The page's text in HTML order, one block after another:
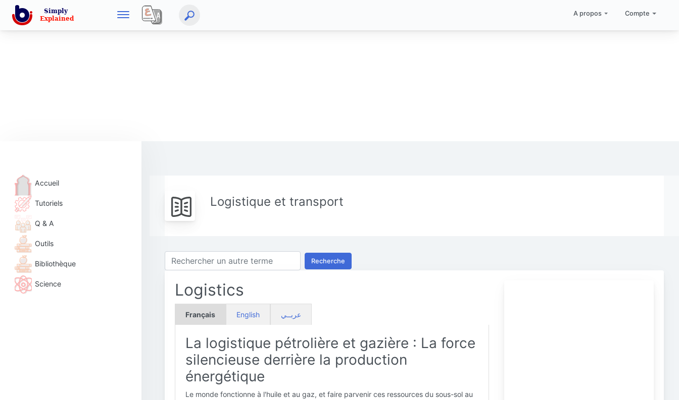
A propos Compte
Accueil
Tutoriels
Q & A
Outils
Bibliothèque
Science
Logistique et transport
Recherche
Logistics
Français English عربــي
La logistique pétrolière et gazière : La force
silencieuse derrière la production
énergétique
Le monde fonctionne à l'huile et au gaz, et faire parvenir ces ressources du sous-sol au